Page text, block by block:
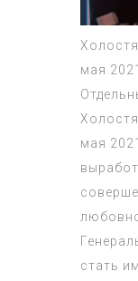
мая 2021
мая
стать